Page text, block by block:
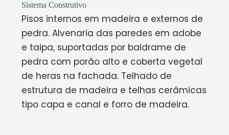
Sistema Construtivo
Pisos internos em madeira e externos de
pedra. Alvenaria das paredes em adobe
e taipa, suportadas por baldrame de
pedra com porão alto e coberta vegetal
de heras na fachada. Telhado de
estrutura de madeira e telhas cerâmicas
tipo capa e canal e forro de madeira.